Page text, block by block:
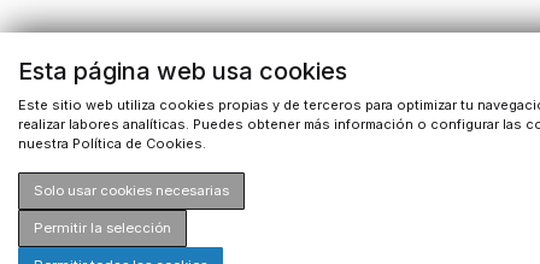
Esta página web usa cookies
Este sitio web utiliza cookies propias y de terceros para optimizar tu
realizar labores analíticas. Puedes obtener más información o configurar las
nuestra Política de Cookies.
Solo usar cookies necesarias
Permitir la selección